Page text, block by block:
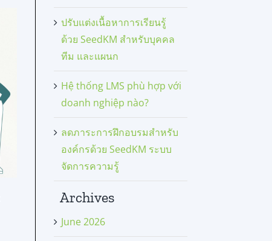
ปรับแต่งเนื้อหาการเรียนรู้
ด้วย SeedKM สำหรับบุคคล
ทีม และแผนก
Hệ thống LMS phù hợp với
doanh nghiệp nào?
ลดภาระการฝึกอบรมสำหรับ
องค์กรด้วย SeedKM ระบบ
จัดการความรู้
Archives
June 2026